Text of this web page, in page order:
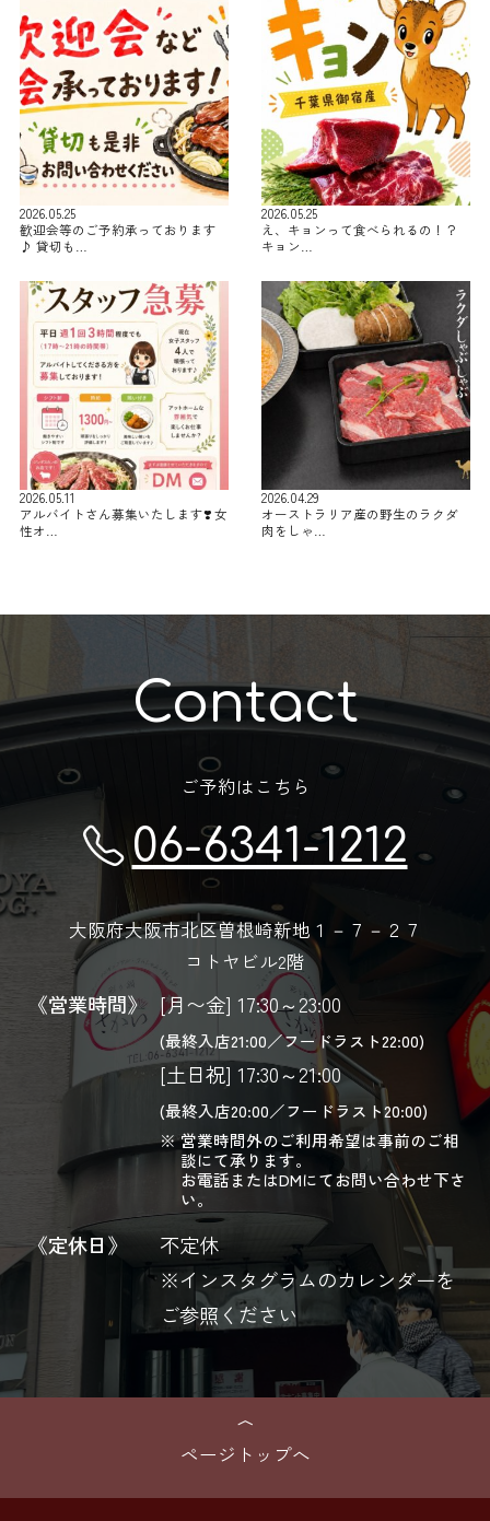
2026.05.25
歓迎会等のご予約承っております
♪ 貸切も…
2026.05.25
え、キョンって食べられるの！？
キョン…
2026.05.11
アルバイトさん募集いたします❣️ 女
性オ…
2026.04.29
オーストラリア産の野生のラクダ
肉をしゃ…
Contact
ご予約はこちら
06-6341-1212
大阪府大阪市北区曽根崎新地１－７－２７
コトヤビル2階
《営業時間》 [月〜金] 17:30～23:00
(最終入店21:00／フードラスト22:00)
[土日祝] 17:30～21:00
(最終入店20:00／フードラスト20:00)
営業時間外のご利用希望は事前のご相
談にて承ります。
お電話またはDMにてお問い合わせ下さ
い。
《定休日》
不定休
※インスタグラムのカレンダーを
ご参照ください
ページトップへ